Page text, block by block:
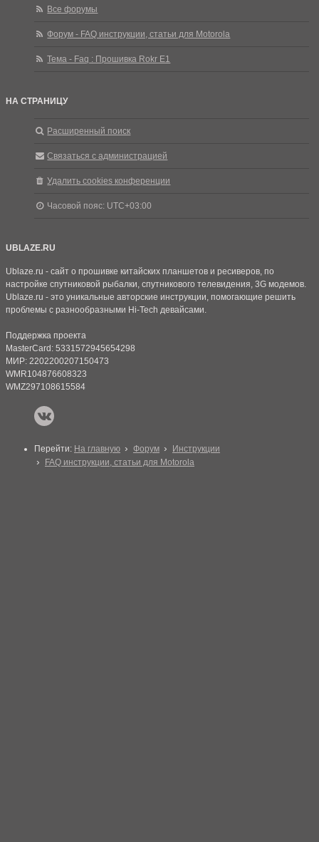
Все форумы
Форум - FAQ инструкции, статьи для Motorola
Тема - Faq : Прошивка Rokr E1
НА СТРАНИЦУ
Расширенный поиск
Связаться с администрацией
Удалить cookies конференции
Часовой пояс: UTC+03:00
UBLAZE.RU
Ublaze.ru - сайт о прошивке китайских планшетов и ресиверов, по
настройке спутниковой рыбалки, спутникового телевидения, 3G модемов.
Ublaze.ru - это уникальные авторские инструкции, помогающие решить
проблемы с разнообразными Hi-Tech девайсами.
Поддержка проекта
MasterCard: 5331572945654298
МИР: 2202200207150473
WMR104876608323
WMZ297108615584
Перейти: На главную Форум
Инструкции
FAQ инструкции, статьи для Motorola